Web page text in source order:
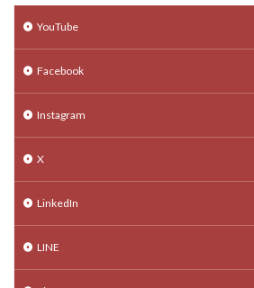
YouTube
Facebook
Instagram
X
LinkedIn
LINE